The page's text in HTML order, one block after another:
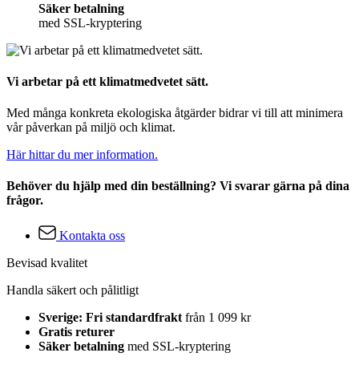
Säker betalning
med SSL-kryptering
Vi arbetar på ett klimatmedvetet sätt.
Med många konkreta ekologiska åtgärder bidrar vi till att minimera
vår påverkan på miljö och klimat.
Här hittar du mer information.
Behöver du hjälp med din beställning? Vi svarar gärna på dina
frågor.
Kontakta oss
Bevisad kvalitet
Handla säkert och pålitligt
Sverige: Fri standardfrakt från 1 099 kr
Gratis returer
Säker betalning med SSL-kryptering